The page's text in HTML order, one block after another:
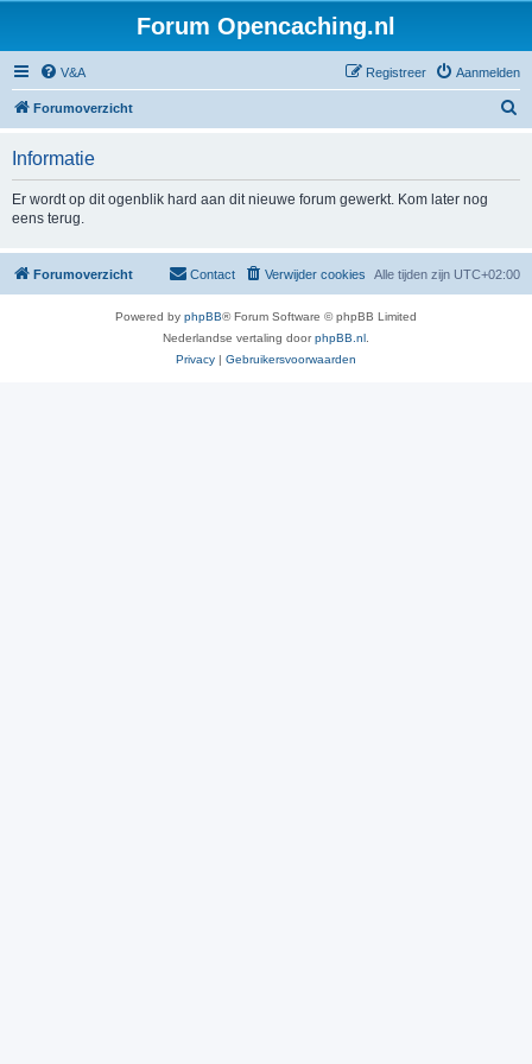
Forum Opencaching.nl
V&A Aanmelden
Registreer
Forumoverzicht
Informatie
Er wordt op dit ogenblik hard aan dit nieuwe forum gewerkt. Kom later nog
eens terug.
Forumoverzicht Alle tijden zijn UTC+02:00
Verwijder cookies
Contact
Powered by phpBB® Forum Software © phpBB Limited
Nederlandse vertaling doorphpBB.nl
Privacy | Gebruikersvoorwaarden